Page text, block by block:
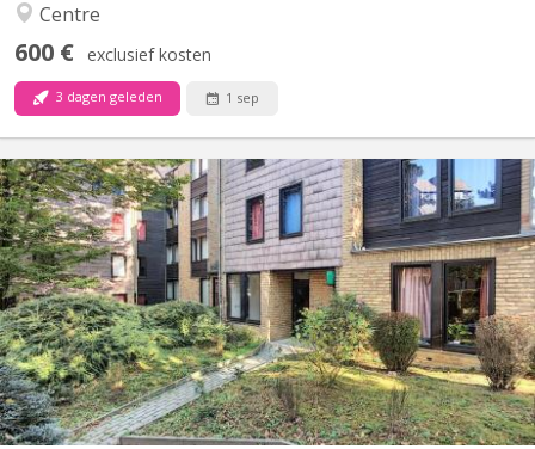
Centre
600 € exclusief kosten
3 dagen geleden 1 sep
KV 1583
Chambre meublée avec lavabo individuel située dans un
appartement de type communautaire compose de 8 chambres
d'étudiants.